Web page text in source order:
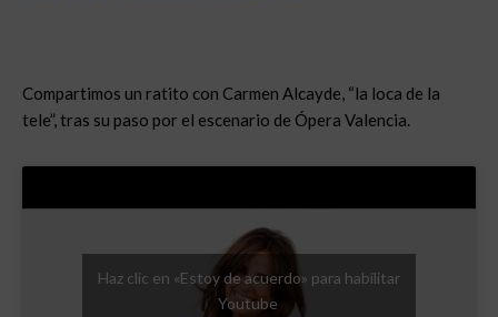
Compartimos un ratito con Carmen Alcayde, “la loca de la
tele”, tras su paso por el escenario de Ópera Valencia.
Haz clic en «Estoy de acuerdo» para habilitar
Youtube